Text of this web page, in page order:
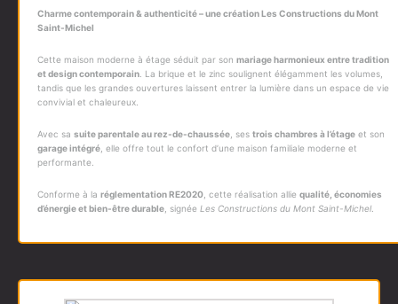
Charme contemporain & authenticité – une créationLes Constructions du Mont
Saint-Michel
Cette maison moderne à étage séduit par son mariage harmonieux entre tradition
et design contemporain La brique et le zinc soulignent élégamment les volumes,
tandis que les grandes ouvertures laissent entrer la lumière dans un espace de vie
convivial et chaleureux.
Avec sa suite parentale au rez-de-chaussée , ses trois chambres à l’étage et son
garage intégré , elle offre tout le confort d’une maison familiale moderne et
performante.
Conforme à la réglementation RE2020 , cette réalisation allie qualité, économies
d’énergie et bien-être durable , signée Les Constructions du Mont Saint-Michel